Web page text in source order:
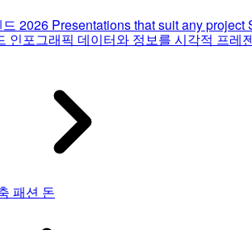
2026 Presentations that suit any project
인포그래픽 데이터와 정보를 시각적 프레
패션 돈